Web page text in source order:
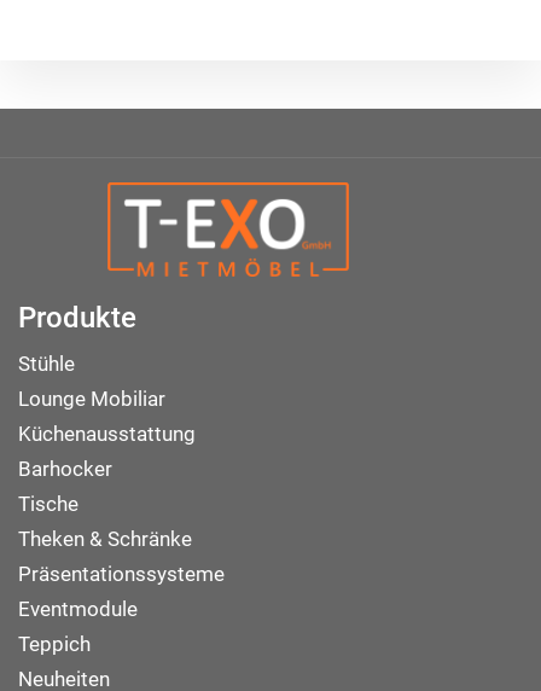
Produkte
Stühle
Lounge Mobiliar
Küchenausstattung
Barhocker
Tische
Theken & Schränke
Präsentationssysteme
Eventmodule
Teppich
Neuheiten